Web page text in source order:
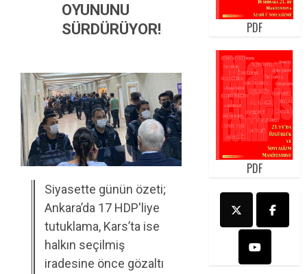
OYUNUNU
SÜRDÜRÜYOR!
Siyasette günün özeti;
Ankara’da 17 HDP'liye
tutuklama, Kars’ta ise
halkın seçilmiş
iradesine önce gözaltı
PDF
PDF